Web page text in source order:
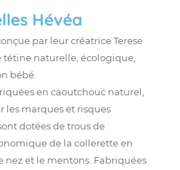
Hévéa
par leur créatrice Terese
naturelle, écologique,
bébé.
en caoutchouc naturel,
les marques et risques
dotées de trous de
de la collerette en
et le mentons. Fabriquées